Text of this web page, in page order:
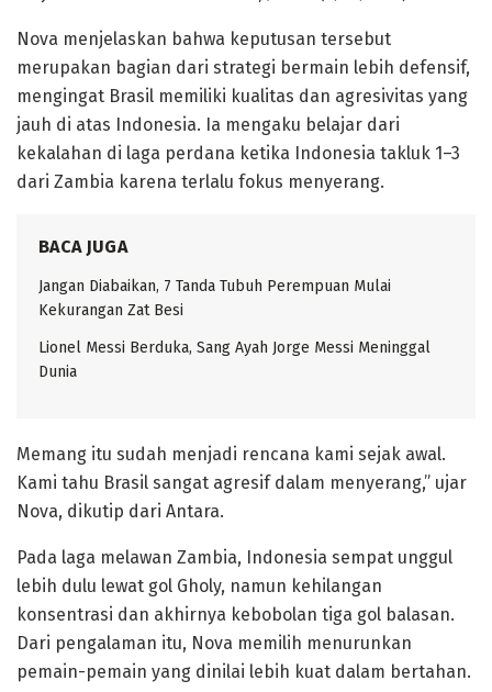
Nova menjelaskan bahwa keputusan tersebut
merupakan bagian dari strategi bermain lebih defensif,
mengingat Brasil memiliki kualitas dan agresivitas yang
jauh di atas Indonesia. Ia mengaku belajar dari
kekalahan di laga perdana ketika Indonesia takluk 1–3
dari Zambia karena terlalu fokus menyerang.
BACA JUGA
Jangan Diabaikan, 7 Tanda Tubuh Perempuan Mulai
Kekurangan Zat Besi
Lionel Messi Berduka, Sang Ayah Jorge Messi Meninggal
Dunia
Memang itu sudah menjadi rencana kami sejak awal.
Kami tahu Brasil sangat agresif dalam menyerang,” ujar
Nova, dikutip dari Antara.
Pada laga melawan Zambia, Indonesia sempat unggul
lebih dulu lewat gol Gholy, namun kehilangan
konsentrasi dan akhirnya kebobolan tiga gol balasan.
Dari pengalaman itu, Nova memilih menurunkan
pemain-pemain yang dinilai lebih kuat dalam bertahan.